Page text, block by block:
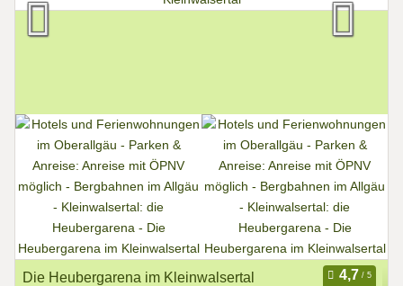
Die Heubergarena im Kleinwalsertal